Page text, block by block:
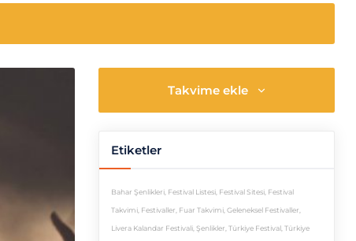
Takvime ekle
Etiketler
Bahar Şenlikleri Festival Listesi Festival Sitesi Festival
Takvimi Festivaller Fuar Takvimi ,Geleneksel Festivaller
Livera Kalandar Festivali ,Şenlikler ,Türkiye Festival ,Türkiye